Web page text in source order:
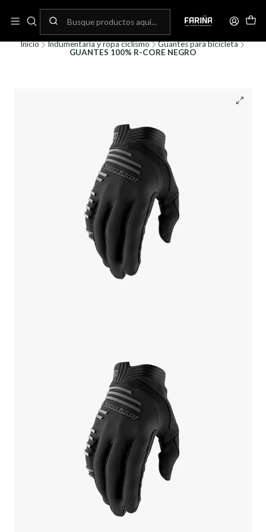
Envíos gratis por compras sobre 80.000! (No aplica para bicicletas)
Inicio Indumentaria y ropa ciclismo
Guantes para bicicleta
GUANTES 100% R-CORE NEGRO